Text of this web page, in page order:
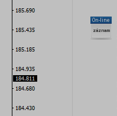
On-line
záznam